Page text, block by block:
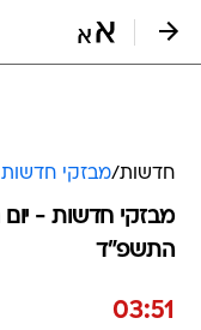
חדשות/מבזקי חדשות
התשפ"ד
03:51